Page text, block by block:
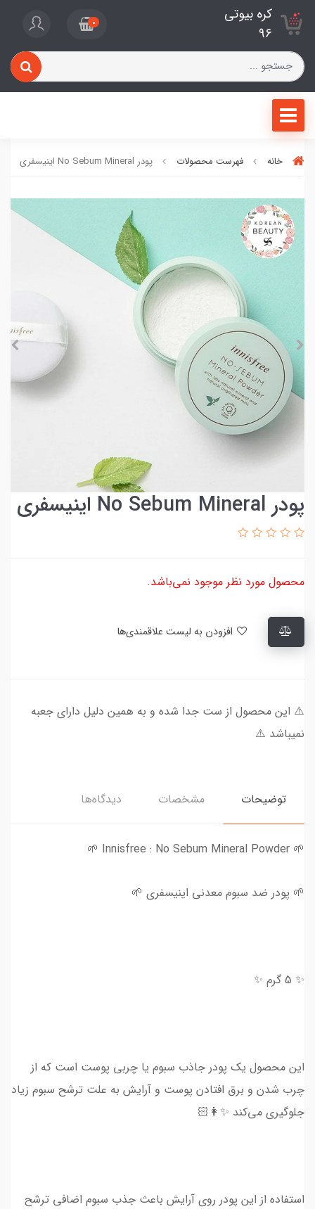
کره بیوتی
96
0
خانه فهرست محصولات پودر No Sebum Mineral اینیسفری
پودر No Sebum Mineral اینیسفری
محصول مورد نظر موجود نمی‌باشد.
⚠️ این محصول از ست جدا شده و به همین دلیل دارای جعبه
نمیباشد ⚠️
توضیحات مشخصات دیدگاه‌ها
🌱 Innisfree : No Sebum Mineral Powder 🌱
🌱 پودر ضد سبوم معدنی اینیسفری 🌱
✨ 5 گرم ✨
این محصول یک پودر جاذب سبوم یا چربی پوست است که از
چرب شدن و برق افتادن پوست و آرایش به علت ترشح سبوم زیاد
جلوگیری می‌کند ✨👩🏻
استفاده از این پودر روی آرایش باعث جذب سبوم اضافی ترشح